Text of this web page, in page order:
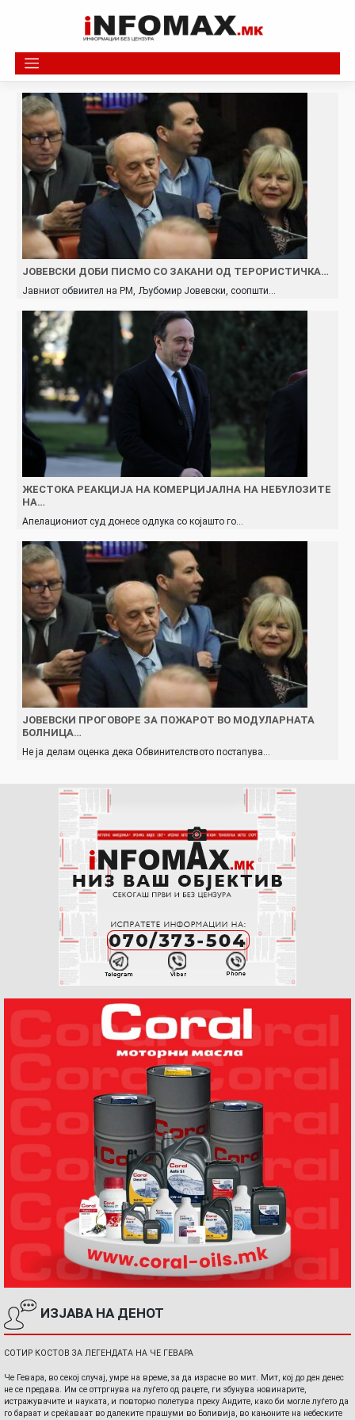
ЈОВЕВСКИ ДОБИ ПИСМО СО ЗАКАНИ ОД ТЕРОРИСТИЧКА…
Јавниот обвиител на РМ, Љубомир Јовевски, соопшти…
ЖECТОКА РEAКЦИЈА НА КОМЕРЦИЈАЛНА НА НEБYЛОЗИТЕ
НА…
Апелациониот суд донесе одлука со којашто го…
JOВЕВСКИ ПРОГОВОРЕ ЗА ПОЖAPOТ ВО МОДУЛАРНАТА
БOЛНИЦA…
Не ја делам оценка дека Обвинителството постапува…
ИЗЈАВА НА ДЕНОТ
СОТИР КОСТОВ ЗА ЛЕГЕНДАТА НА ЧЕ ГЕВАРА
Че Гевара, во секој случај, умре на време, за да израсне во мит. Мит, кој до ден денес
не се предава. Им се оттргнува на луѓето од рацете, ги збунува новинарите,
истражувачите и науката, и повторно полетува преку Андите, како би могле луѓето да
го бараат и среќаваат во далеките прашуми во Боливија, во кањоните на небеските